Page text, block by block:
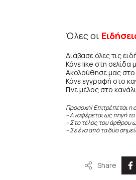
Όλες οι
Διάβασε όλες τις
Κάνε like στη σελίδα
Ακολούθησε μας στο
Κάνε εγγραφή στο
Γίνε μέλος στο
Προσοχή! Επιτρέπεται
– Αναφέρεται ως πηγή το
– Στο τέλος του άρθρου
– Σε ένα από τα δύο
Share